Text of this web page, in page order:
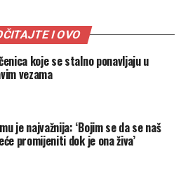
I OVO
koje se stalno ponavljaju u
vezama
je najvažnija: ‘Bojim se da se naš
promijeniti dok je ona živa’